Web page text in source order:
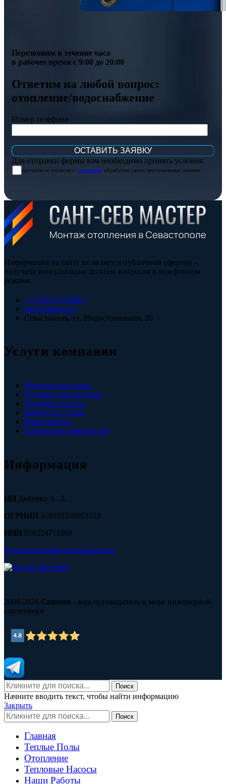
Перезвоним в течение часа
в рабочее время с 9:00 до 20:00
Ответим на любой вопрос:
отопление/водоснабжение
Номер телефона
Для отправки формы вам необходимо принять условия:
прочитал и согласен с условиями обработки своих персональных данных
Информация на сайте не является публичной офертой -
получите консультацию по всем вопросам в телефонном
режиме.
+7 (978) 515-999-7
info@santsev.ru
Севастополь, ул. Индустриальная, 26
Услуги компании
Монтаж отопления
Водяные теплые полы
Тепловые насосы
Новости и статьи
Наши работы
Контактная информация
Информация
ИП Дейнека А. Л.
ОГРНИП 318910200051518
ИНН 910224711869
Политика конфиденциальности
2008-2026 Сантсев - ваш путеводитель в мире инженерной
сантехники
Поиск
Начните вводить текст, чтобы найти информацию
Закрыть
Поиск
Главная
Теплые Полы
Отопление
Тепловые Насосы
Наши Работы